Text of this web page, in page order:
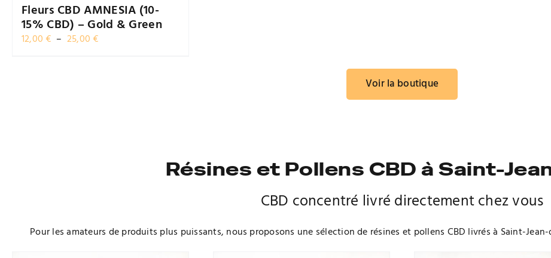
Fleurs CBD AMNESIA (10-
15% CBD) – Gold & Green
12,00€ – 25,00€Plage
Voir la boutique
Résines et Pollens CBD à Saint-
CBD concentré livré directement chez vous
Pour les amateurs de produits plus puissants, nous proposons une sélection de résines et pollens CBD livrés à Saint-